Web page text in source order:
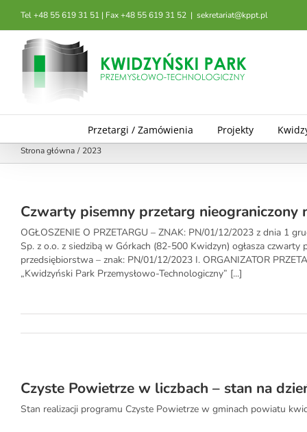
zawartości
Tel +48 55 619 31 51 | Fax +48 55 619 31 52 | sekretariat@kppt.pl
Przetargi / Zamówienia Projekty
Strona główna 2023
Czwarty pisemny przetarg nieograniczony
OGŁOSZENIE O PRZETARGU – ZNAK: PN/01/12/2023 z dnia 1
Sp. z o.o. z siedzibą w Górkach (82-500 Kwidzyn) ogłasza
przedsiębiorstwa – znak: PN/01/12/2023 I. ORGANIZATOR
„Kwidzyński Park Przemysłowo-Technologiczny” [...]
Czyste Powietrze w liczbach – stan na
Stan realizacji programu Czyste Powietrze w gminach powiatu